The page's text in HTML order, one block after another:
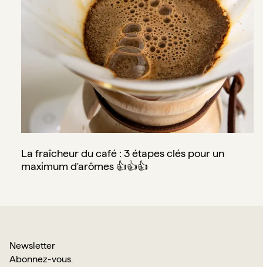
La fraîcheur du café : 3 étapes clés pour un
maximum d'arômes 👍👍👍
Newsletter
Abonnez-vous.